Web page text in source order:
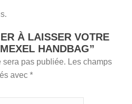
À LAISSER VOTRE
HANDBAG”
sera pas publiée. Les champs
avec *